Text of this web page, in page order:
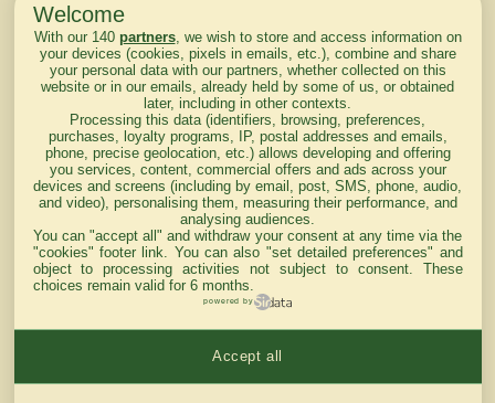
lendemain
Courses
d'aujourd'hui
Haut de Page
Mentions légales du site
Welcome
With our 140 partners, we wish to store and access information on
your devices (cookies, pixels in emails, etc.), combine and share
your personal data with our partners, whether collected on this
website or in our emails, already held by some of us, or obtained
later, including in other contexts.
Processing this data (identifiers, browsing, preferences,
purchases, loyalty programs, IP, postal addresses and emails,
phone, precise geolocation, etc.) allows developing and offering
you services, content, commercial offers and ads across your
devices and screens (including by email, post, SMS, phone, audio,
and video), personalising them, measuring their performance, and
analysing audiences.
You can "accept all" and withdraw your consent at any time via the
"cookies" footer link . You can also "set detailed preferences" and
object to processing activities not subject to consent. These
choices remain valid for 6 months.
powered by
Accept all